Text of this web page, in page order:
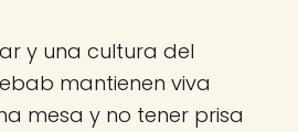
y una cultura del
mantienen viva
mesa y no tener prisa